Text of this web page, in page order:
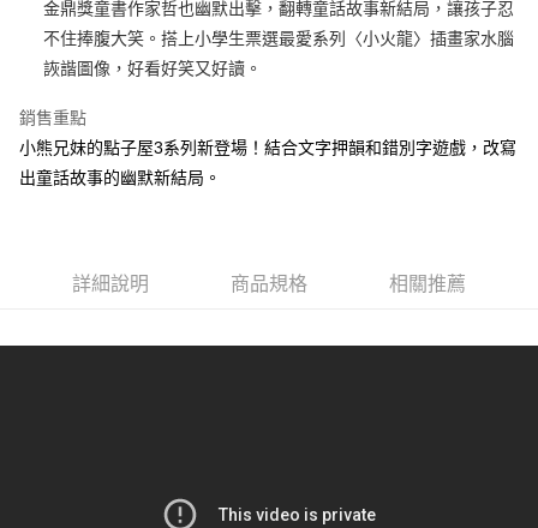
悠遊付
ATM付款
全家取貨付款
每筆NT$50，滿NT$499(含以上)免運費
每筆NT$70，滿NT$799(含以上)免運費
金鼎獎童書作家哲也幽默出擊，翻轉童話故事新結局，讓孩子忍
不住捧腹大笑。搭上小學生票選最愛系列〈小火龍〉插畫家水腦
詼諧圖像，好看好笑又好讀。
銷售重點
小熊兄妹的點子屋3系列新登場！結合文字押韻和錯別字遊戲，改寫
出童話故事的幽默新結局。
詳細說明 商品規格 相關推薦